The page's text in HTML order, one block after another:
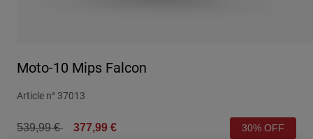
Moto-10 Mips Falcon
Article n° 37013
Price reduced from
539,99 €to 377,99 € 30% OFF